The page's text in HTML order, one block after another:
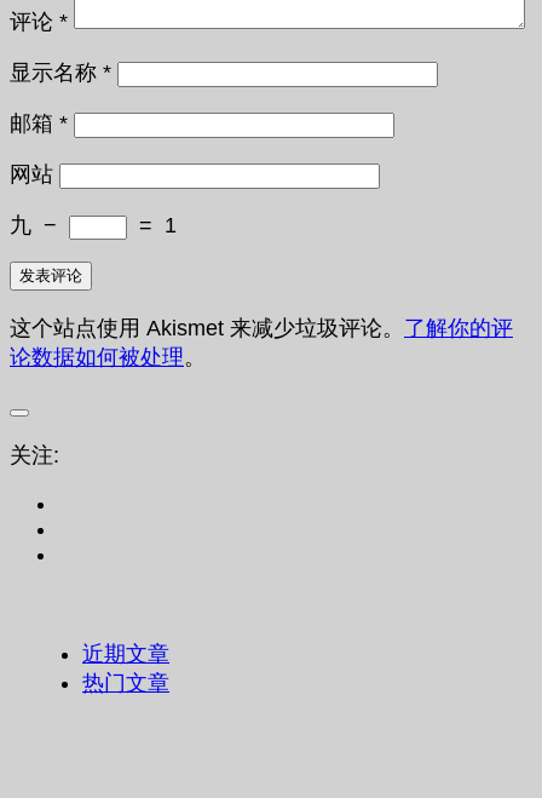
评论 *
显示名称 *
邮箱 *
网站
九 − = 1
这个站点使用 Akismet 来减少垃圾评论。 了解你的评
论数据如何被处理。
关注:
近期文章
热门文章